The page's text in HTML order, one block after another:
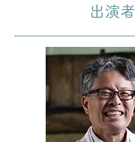
出演者